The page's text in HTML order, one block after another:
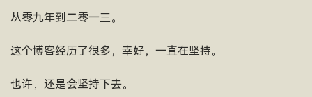
从零九年到二零一三。
这个博客经历了很多，幸好，一直在坚持。
也许，还是会坚持下去。